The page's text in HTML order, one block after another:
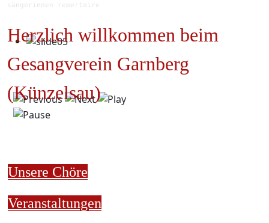
sängerinnen repertoire
Herzlich willkommen beim
Gesangverein Garnberg
(Künzelsau)
Unsere Chöre
Veranstaltungen